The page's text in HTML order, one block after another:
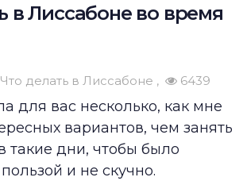
в Лиссабоне во время
Что делать в Лиссабоне 6439
для вас несколько, как мне
вариантов, чем занять
такие дни, чтобы было
и не скучно.